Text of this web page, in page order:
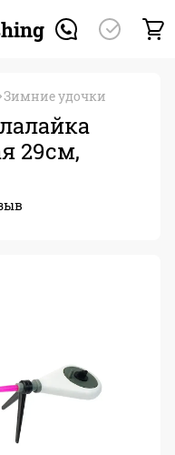
Зимние удочки
29см,